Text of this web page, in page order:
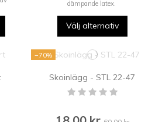
dämpande latex.
Välj alternativ
−70%
Skoinlägg - STL 22-47